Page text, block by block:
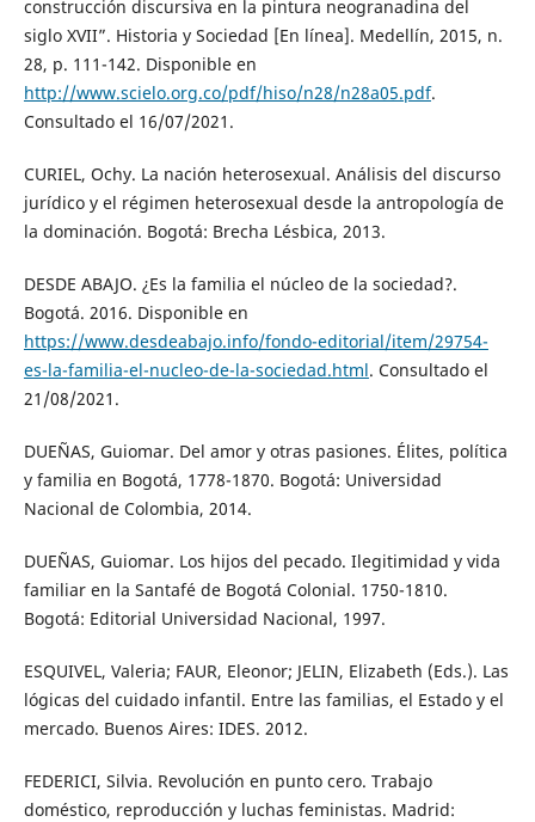
construcción discursiva en la pintura neogranadina del
siglo XVII”. Historia y Sociedad [En línea]. Medellín, 2015, n.
28, p. 111-142. Disponible en
http://www.scielo.org.co/pdf/hiso/n28/n28a05.pdf.
Consultado el 16/07/2021.
CURIEL, Ochy. La nación heterosexual. Análisis del discurso
jurídico y el régimen heterosexual desde la antropología de
la dominación. Bogotá: Brecha Lésbica, 2013.
DESDE ABAJO. ¿Es la familia el núcleo de la sociedad?.
Bogotá. 2016. Disponible en
https://www.desdeabajo.info/fondo-editorial/item/29754-
es-la-familia-el-nucleo-de-la-sociedad.html. Consultado el
21/08/2021.
DUEÑAS, Guiomar. Del amor y otras pasiones. Élites, política
y familia en Bogotá, 1778-1870. Bogotá: Universidad
Nacional de Colombia, 2014.
DUEÑAS, Guiomar. Los hijos del pecado. Ilegitimidad y vida
familiar en la Santafé de Bogotá Colonial. 1750-1810.
Bogotá: Editorial Universidad Nacional, 1997.
ESQUIVEL, Valeria; FAUR, Eleonor; JELIN, Elizabeth (Eds.). Las
lógicas del cuidado infantil. Entre las familias, el Estado y el
mercado. Buenos Aires: IDES. 2012.
FEDERICI, Silvia. Revolución en punto cero. Trabajo
doméstico, reproducción y luchas feministas. Madrid: